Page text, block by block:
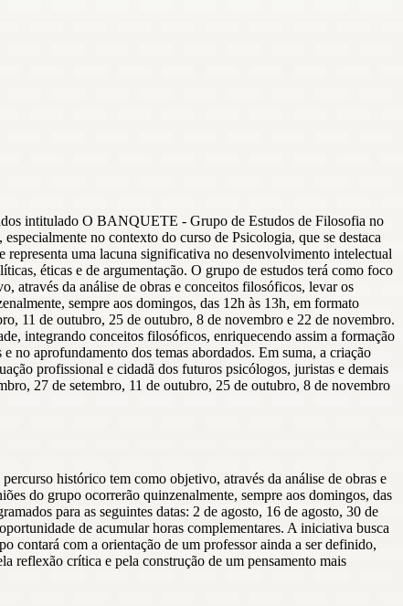
intitulado O BANQUETE - Grupo de Estudos de Filosofia no
no contexto do curso de Psicologia, que se destaca
uma lacuna significativa no desenvolvimento intelectual
éticas e de argumentação. O grupo de estudos terá como foco
através da análise de obras e conceitos filosóficos, levar os
sempre aos domingos, das 12h às 13h, em formato
11 de outubro, 25 de outubro, 8 de novembro e 22 de novembro.
integrando conceitos filosóficos, enriquecendo assim a formação
no aprofundamento dos temas abordados. Em suma, a criação
profissional e cidadã dos futuros psicólogos, juristas e demais
27 de setembro, 11 de outubro, 25 de outubro, 8 de novembro
histórico tem como objetivo, através da análise de obras e
do grupo ocorrerão quinzenalmente, sempre aos domingos, das
para as seguintes datas: 2 de agosto, 16 de agosto, 30 de
de acumular horas complementares. A iniciativa busca
contará com a orientação de um professor ainda a ser definido,
reflexão crítica e pela construção de um pensamento mais